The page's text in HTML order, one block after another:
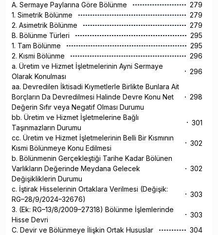
A. Sermaye Paylarına Göre Bölünme
279
1. Simetrik Bölünme
279
2. Asimetrik Bölünme
279
B. Bölünme Türleri
295
1. Tam Bölünme
295
2. Kısmi Bölünme
296
a. Üretim ve Hizmet İşletmelerinin Ayni Sermaye
Olarak Konulması
296
aa. Devredilen İktisadi Kıymetlerle Birlikte Bunlara Ait
Borçların Da Devredilmesi Halinde Devre Konu Net
Değerin Sıfır veya Negatif Olması Durumu
298
bb. Üretim ve Hizmet İşletmelerine Bağlı
Taşınmazların Durumu
301
cc. Üretim ve Hizmet İşletmelerinin Belli Bir Kısmının
Kısmi Bölünmeye Konu Edilmesi
302
b. Bölünmenin Gerçekleştiği Tarihe Kadar Bölünen
Varlıkların Değerinde Meydana Gelecek
Değişikliklerin Durumu
302
c. İştirak Hisselerinin Ortaklara Verilmesi (Değişik:
RG–28/9/2024–32676)
303
3. (Ek: RG–13/8/2009–27318) Bölünme İşlemlerinde
Hisse Devri
303
C. Devir ve Bölünmeye İlişkin Ortak Hususlar
304